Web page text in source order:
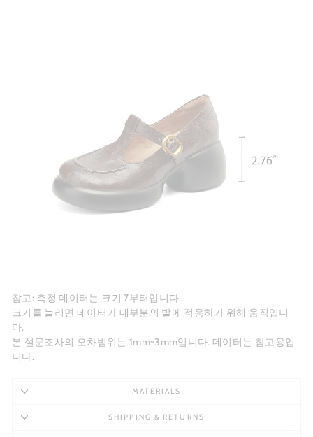
참고: 측정 데이터는 크기 7부터입니다.
크기를 늘리면 데이터가 대부분의 발에 적응하기 위해 움직입니
다.
본 설문조사의 오차범위는 1mm~3mm입니다. 데이터는 참고용입
니다.
MATERIALS
SHIPPING & RETURNS